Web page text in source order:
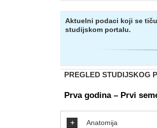
Aktuelni podaci koji se
studijskom portalu.
PREGLED STUDIJSKOG
Prva godina – Prvi
Anatomija